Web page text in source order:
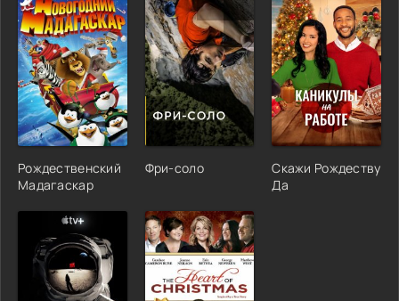
Рождественский
Мадагаскар
Фри-соло
Скажи Рождеству
Да